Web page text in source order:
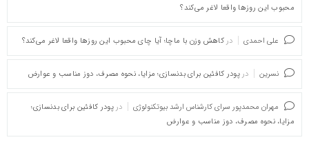
محبوب این روزها واقعا لاغر می‌کند؟
علی احمدی در کاهش وزن با ماچا؛ آیا چای محبوب این روزها واقعا لاغر می‌کند؟
نسرین در پودر کافئین برای بدنسازی؛ مزایا، نحوه مصرف، دوز مناسب و عوارض
مهران محمدپور سرای کارشناس ارشد بیوتکنولوژی در پودر کافئین برای بدنسازی؛
مزایا، نحوه مصرف، دوز مناسب و عوارض